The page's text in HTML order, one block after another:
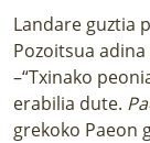
Landare guztia
Pozoitsua
–“Txinako
erabilia dute.
grekoko Paeon